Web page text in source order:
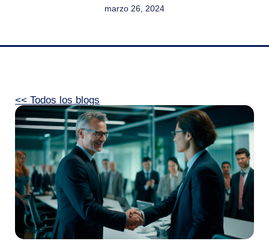
marzo 26, 2024
<< Todos los blogs